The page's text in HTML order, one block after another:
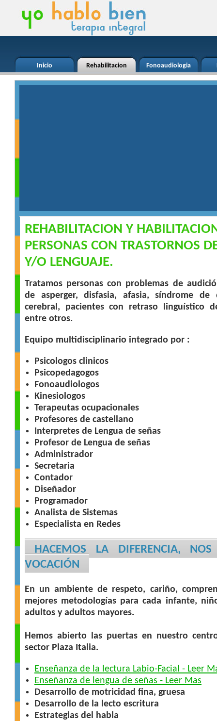
Inicio Rehabilitacion Fonoaudiologia
REHABILITACION Y
PERSONAS CON TRASTORNOS
Y/O LENGUAJE.
Tratamos personas con problemas de
de asperger, disfasia, afasia, síndrome de
cerebral, pacientes con retraso linguístico
entre otros.
Equipo multidisciplinario integrado por :
Psicologos clinicos
Psicopedagogos
Fonoaudiologos
Kinesiologos
Terapeutas ocupacionales
Profesores de castellano
Interpretes de Lengua de señas
Profesor de Lengua de señas
Administrador
Secretaria
Contador
Diseñador
Programador
Analista de Sistemas
Especialista en Redes
HACEMOS LA DIFERENCIA,
VOCACIÓN
En un ambiente de respeto, cariño,
mejores metodologías para cada infante,
adultos y adultos mayores.
Hemos abierto las puertas en nuestro
sector Plaza Italia.
Enseñanza de la lectura Labio-Facial - Leer
Enseñanza de lengua de señas - Leer Mas
Desarrollo de motricidad fina, gruesa
Desarrollo de la lecto escritura
Estrategias del habla